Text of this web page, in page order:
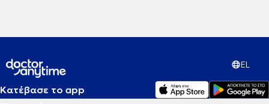
EL
Κατέβασε το app